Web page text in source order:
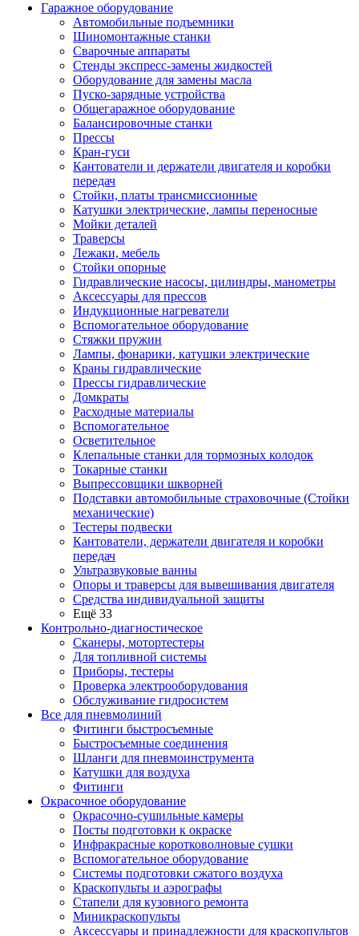
Гаражное оборудование
Автомобильные подъемники
Шиномонтажные станки
Сварочные аппараты
Стенды экспресс-замены жидкостей
Оборудование для замены масла
Пуско-зарядные устройства
Общегаражное оборудование
Балансировочные станки
Прессы
Кран-гуси
Кантователи и держатели двигателя и коробки
передач
Стойки, платы трансмиссионные
Катушки электрические, лампы переносные
Мойки деталей
Траверсы
Лежаки, мебель
Стойки опорные
Гидравлические насосы, цилиндры, манометры
Аксессуары для прессов
Индукционные нагреватели
Вспомогательное оборудование
Стяжки пружин
Лампы, фонарики, катушки электрические
Краны гидравлические
Прессы гидравлические
Домкраты
Расходные материалы
Вспомогательное
Осветительное
Клепальные станки для тормозных колодок
Токарные станки
Выпрессовщики шкворней
Подставки автомобильные страховочные (Стойки
механические)
Тестеры подвески
Кантователи, держатели двигателя и коробки
передач
Ультразвуковые ванны
Опоры и траверсы для вывешивания двигателя
Средства индивидуальной защиты
Ещё 33
Контрольно-диагностическое
Сканеры, мотортестеры
Для топливной системы
Приборы, тестеры
Проверка электрооборудования
Обслуживание гидросистем
Все для пневмолиний
Фитинги быстросъемные
Быстросъемные соединения
Шланги для пневмоинструмента
Катушки для воздуха
Фитинги
Окрасочное оборудование
Окрасочно-сушильные камеры
Посты подготовки к окраске
Инфракрасные коротковолновые сушки
Вспомогательное оборудование
Системы подготовки сжатого воздуха
Краскопульты и аэрографы
Стапели для кузовного ремонта
Миникраскопульты
Аксессуары и принадлежности для краскопультов